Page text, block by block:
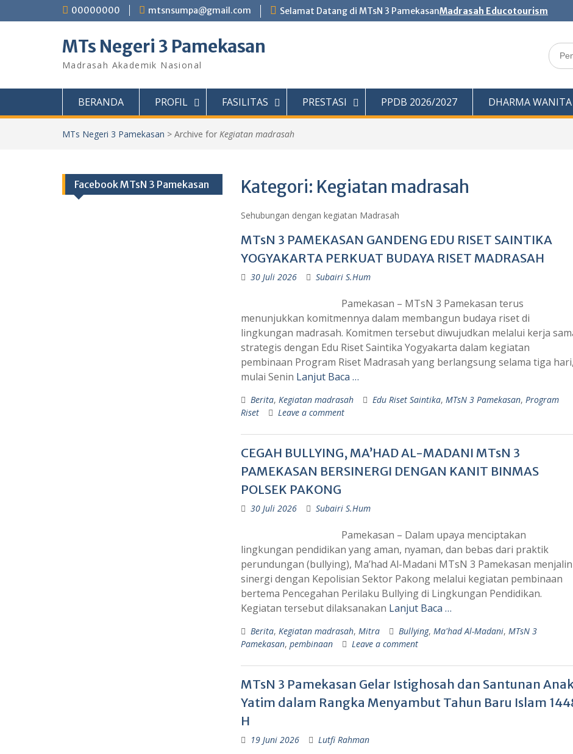
to
00000000 mtsnsumpa@gmail.com Selamat Datang di MTsN 3 PamekasanMadrasah Educotourism
MTs Negeri 3 Pamekasan
Madrasah Akademik Nasional
Search
for:
BERANDA PROFIL FASILITAS PRESTASI PPDB 2026/2027 DHARMA WANITA
MTs Negeri 3 Pamekasan > Archive for Kegiatan madrasah
Kategori: Kegiatan madrasah
Sehubungan dengan kegiatan Madrasah
MTsN 3 PAMEKASAN GANDENG EDU RISET SAINTIKA
YOGYAKARTA PERKUAT BUDAYA RISET MADRASAH
30 Juli 2026 Subairi S.Hum
Pamekasan – MTsN 3 Pamekasan terus
menunjukkan komitmennya dalam membangun budaya riset di
lingkungan madrasah. Komitmen tersebut diwujudkan melalui kerja
strategis dengan Edu Riset Saintika Yogyakarta dalam kegiatan
pembinaan Program Riset Madrasah yang berlangsung selama tiga hari,
mulai Senin Lanjut Baca …
Berita, Kegiatan madrasah Edu Riset Saintika, MTsN 3 Pamekasan, Program
Riset
Leave a comment
CEGAH BULLYING, MA’HAD AL-MADANI MTsN 3
PAMEKASAN BERSINERGI DENGAN KANIT BINMAS
POLSEK PAKONG
30 Juli 2026 Subairi S.Hum
Pamekasan – Dalam upaya menciptakan
lingkungan pendidikan yang aman, nyaman, dan bebas dari praktik
perundungan (bullying), Ma’had Al-Madani MTsN 3 Pamekasan menjalin
sinergi dengan Kepolisian Sektor Pakong melalui kegiatan pembinaan
bertema Pencegahan Perilaku Bullying di Lingkungan Pendidikan.
Kegiatan tersebut dilaksanakan Lanjut Baca …
Berita, Kegiatan madrasah, Mitra Bullying, Ma'had Al-Madani, MTsN 3
Pamekasan, pembinaan Leave a comment
MTsN 3 Pamekasan Gelar Istighosah dan Santunan
Yatim dalam Rangka Menyambut Tahun Baru Islam
H
19 Juni 2026 Lutfi Rahman
Facebook MTsN 3 Pamekasan